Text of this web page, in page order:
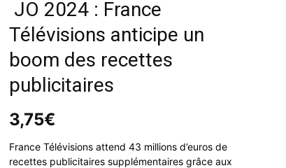
JO 2024 : France
Télévisions anticipe un
boom des recettes
publicitaires
3,75€
France Télévisions attend 43 millions d’euros de
recettes publicitaires supplémentaires grâce aux